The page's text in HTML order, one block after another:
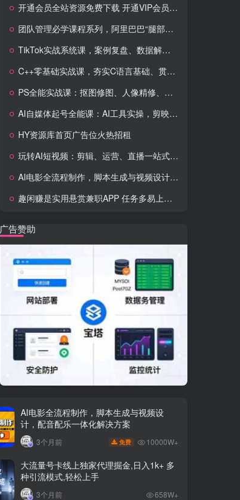
开通会员全站资源免费下载 开通VIP会员 HY资源库
团队管理必学课程系列，阿里巴巴“腿部三板斧”
TikTok实战系统课，案例复盘、数据解析、运营执行，从0到1构建千万级电商体系（更新）
C++零基础实战课，夯实C语言基础、贯穿游戏项目、掌握开发思维，学成可挑战月薪15K+岗位
PS全能实战课：抠图修图、人像精修、电商美工，0基础变身设计达人
AI自媒体起号全能课：AI工具实操，剪映技巧，多平台带货，0基础快速变现
HY资源库首页广告位火热招租
玩转AI短视频：剪辑、运营、直播一站式教学，轻松打造流量神话
AI电影全流程制作，脚本生成与视频设计，配音配乐一体化解决方案
趣闲赚是实用悬赏兼职APP 任务多易上手 能提现还可邀友分成
广告赞助
AI电影全流程制作，脚本生成与视频设
计，配音配乐一体化解决方案
3个月前 免费 10000W+
大流量号卡线上独家代理掘金,日入1k+ 多
种引流模式,轻松上手
3个月前 658W+